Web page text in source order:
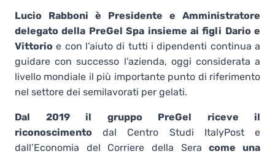
Lucio Rabboni è Presidente e Amministratore
delegato della PreGel Spa insieme ai figli Dario e
Vittorio e con l’aiuto di tutti i dipendenti continua a
guidare con successo l’azienda, oggi considerata a
livello mondiale il più importante punto di riferimento
nel settore dei semilavorati per gelati.
Dal 2019 il gruppo PreGel riceve il
riconoscimento dal Centro Studi ItalyPost e
dall’Economia del Corriere della Seracome una